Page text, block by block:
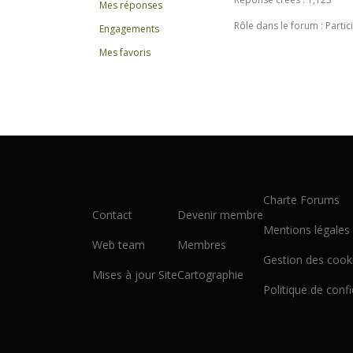
Mes réponses
Engagements
Mes favoris
Rôle dans le forum :
Contact
Web team
Mises à jour Site
Devenir membre
Membres
Cartographie
Charte Forums
Mentions légales
Gestion des
Politique de